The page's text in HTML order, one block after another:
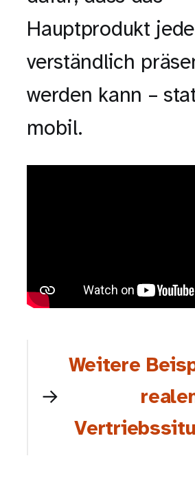
Hauptprodukt
verständlich
werden kann –
mobil.
Weitere